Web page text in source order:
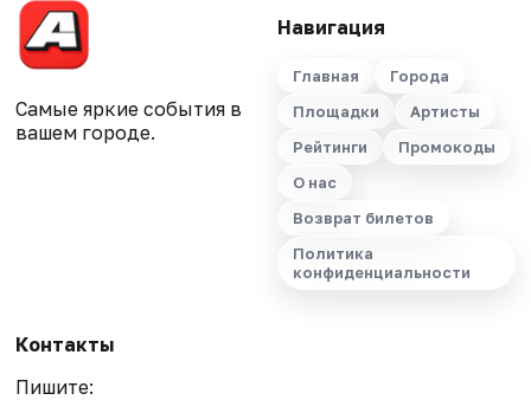
Самые яркие события в
вашем городе.
Навигация
Главная
Города
Площадки
Артисты
Рейтинги
Промокоды
О нас
Возврат билетов
Политика
конфиденциальности
Контакты
Пишите: